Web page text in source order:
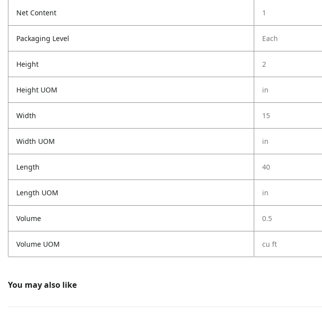
Net Content 1
Packaging Level Each
Height 2
Height UOM in
Width 15
Width UOM in
Length 40
Length UOM in
Volume 0.5
Volume UOM cu ft
You may also like